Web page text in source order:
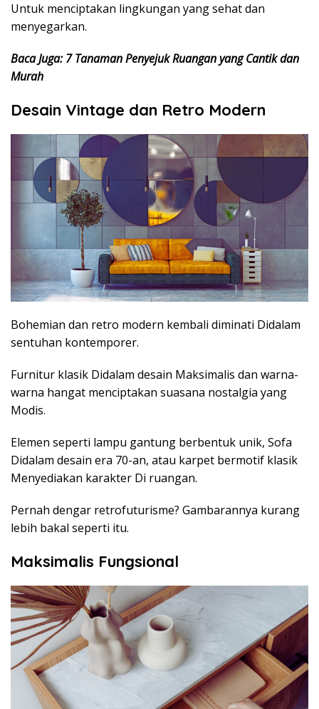
Untuk menciptakan lingkungan yang sehat dan
menyegarkan.
Baca Juga: 7 Tanaman Penyejuk Ruangan yang Cantik dan
Murah
Desain Vintage dan Retro Modern
Bohemian dan retro modern kembali diminati Didalam
sentuhan kontemporer.
Furnitur klasik Didalam desain Maksimalis dan warna-
warna hangat menciptakan suasana nostalgia yang
Modis.
Elemen seperti lampu gantung berbentuk unik, Sofa
Didalam desain era 70-an, atau karpet bermotif klasik
Menyediakan karakter Di ruangan.
Pernah dengar retrofuturisme? Gambarannya kurang
lebih bakal seperti itu.
Maksimalis Fungsional